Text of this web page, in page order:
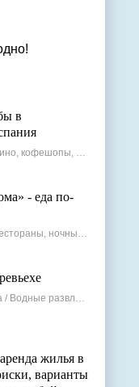
в
29.04.23, 18+: казино, кофешопы, стрип-бары
- еда по-
12.06.23, Кафе, рестораны, ночные клубы
11.03.23, Рыбалка / Водные развлечения
жилья в
варианты